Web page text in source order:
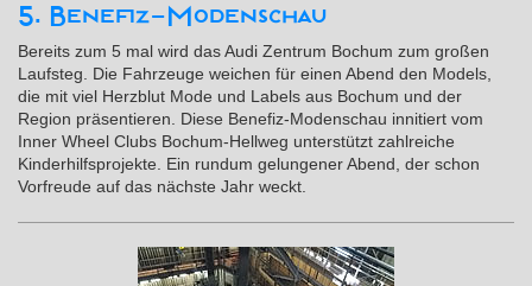
5. Benefiz-Modenschau
Bereits zum 5 mal wird das Audi Zentrum Bochum zum großen
Laufsteg. Die Fahrzeuge weichen für einen Abend den Models,
die mit viel Herzblut Mode und Labels aus Bochum und der
Region präsentieren. Diese Benefiz-Modenschau innitiert vom
Inner Wheel Clubs Bochum-Hellweg unterstützt zahlreiche
Kinderhilfsprojekte. Ein rundum gelungener Abend, der schon
Vorfreude auf das nächste Jahr weckt.